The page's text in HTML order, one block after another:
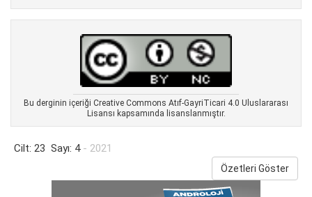
Bu derginin içeriği Creative Commons Atıf-GayriTicari 4.0 Uluslararası
Lisansı kapsamında lisanslanmıştır.
Cilt: 23 Sayı: 4- 2021
Özetleri Göster